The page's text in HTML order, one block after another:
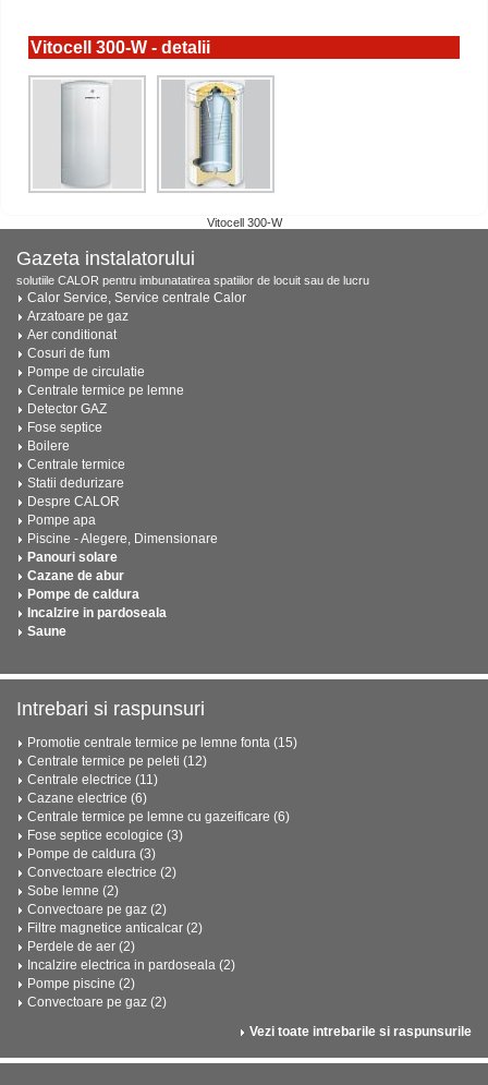
Vitocell 300-W - detalii
Vitocell 300-W
Gazeta instalatorului
solutiile CALOR pentru imbunatatirea spatiilor de locuit sau de lucru
Calor Service, Service centrale Calor
Arzatoare pe gaz
Aer conditionat
Cosuri de fum
Pompe de circulatie
Centrale termice pe lemne
Detector GAZ
Fose septice
Boilere
Centrale termice
Statii dedurizare
Despre CALOR
Pompe apa
Piscine - Alegere, Dimensionare
Panouri solare
Cazane de abur
Pompe de caldura
Incalzire in pardoseala
Saune
Intrebari si raspunsuri
Promotie centrale termice pe lemne fonta (15)
Centrale termice pe peleti (12)
Centrale electrice (11)
Cazane electrice (6)
Centrale termice pe lemne cu gazeificare (6)
Fose septice ecologice (3)
Pompe de caldura (3)
Convectoare electrice (2)
Sobe lemne (2)
Convectoare pe gaz (2)
Filtre magnetice anticalcar (2)
Perdele de aer (2)
Incalzire electrica in pardoseala (2)
Pompe piscine (2)
Convectoare pe gaz (2)
Vezi toate intrebarile si raspunsurile